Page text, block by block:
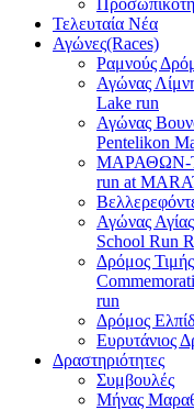
Τελευταία Νέα
Αγώνες(Races)
Ραμνούς
Αγώνας
Lake run
Αγώνας
Pentelikon
ΜΑΡΑΘΩΝ-
run at
Αγώνας
School Run
Δρόμος
run
Δρόμος
Ευρυτάνιος
Δραστηριότητες
Συμβουλές
Μήνας